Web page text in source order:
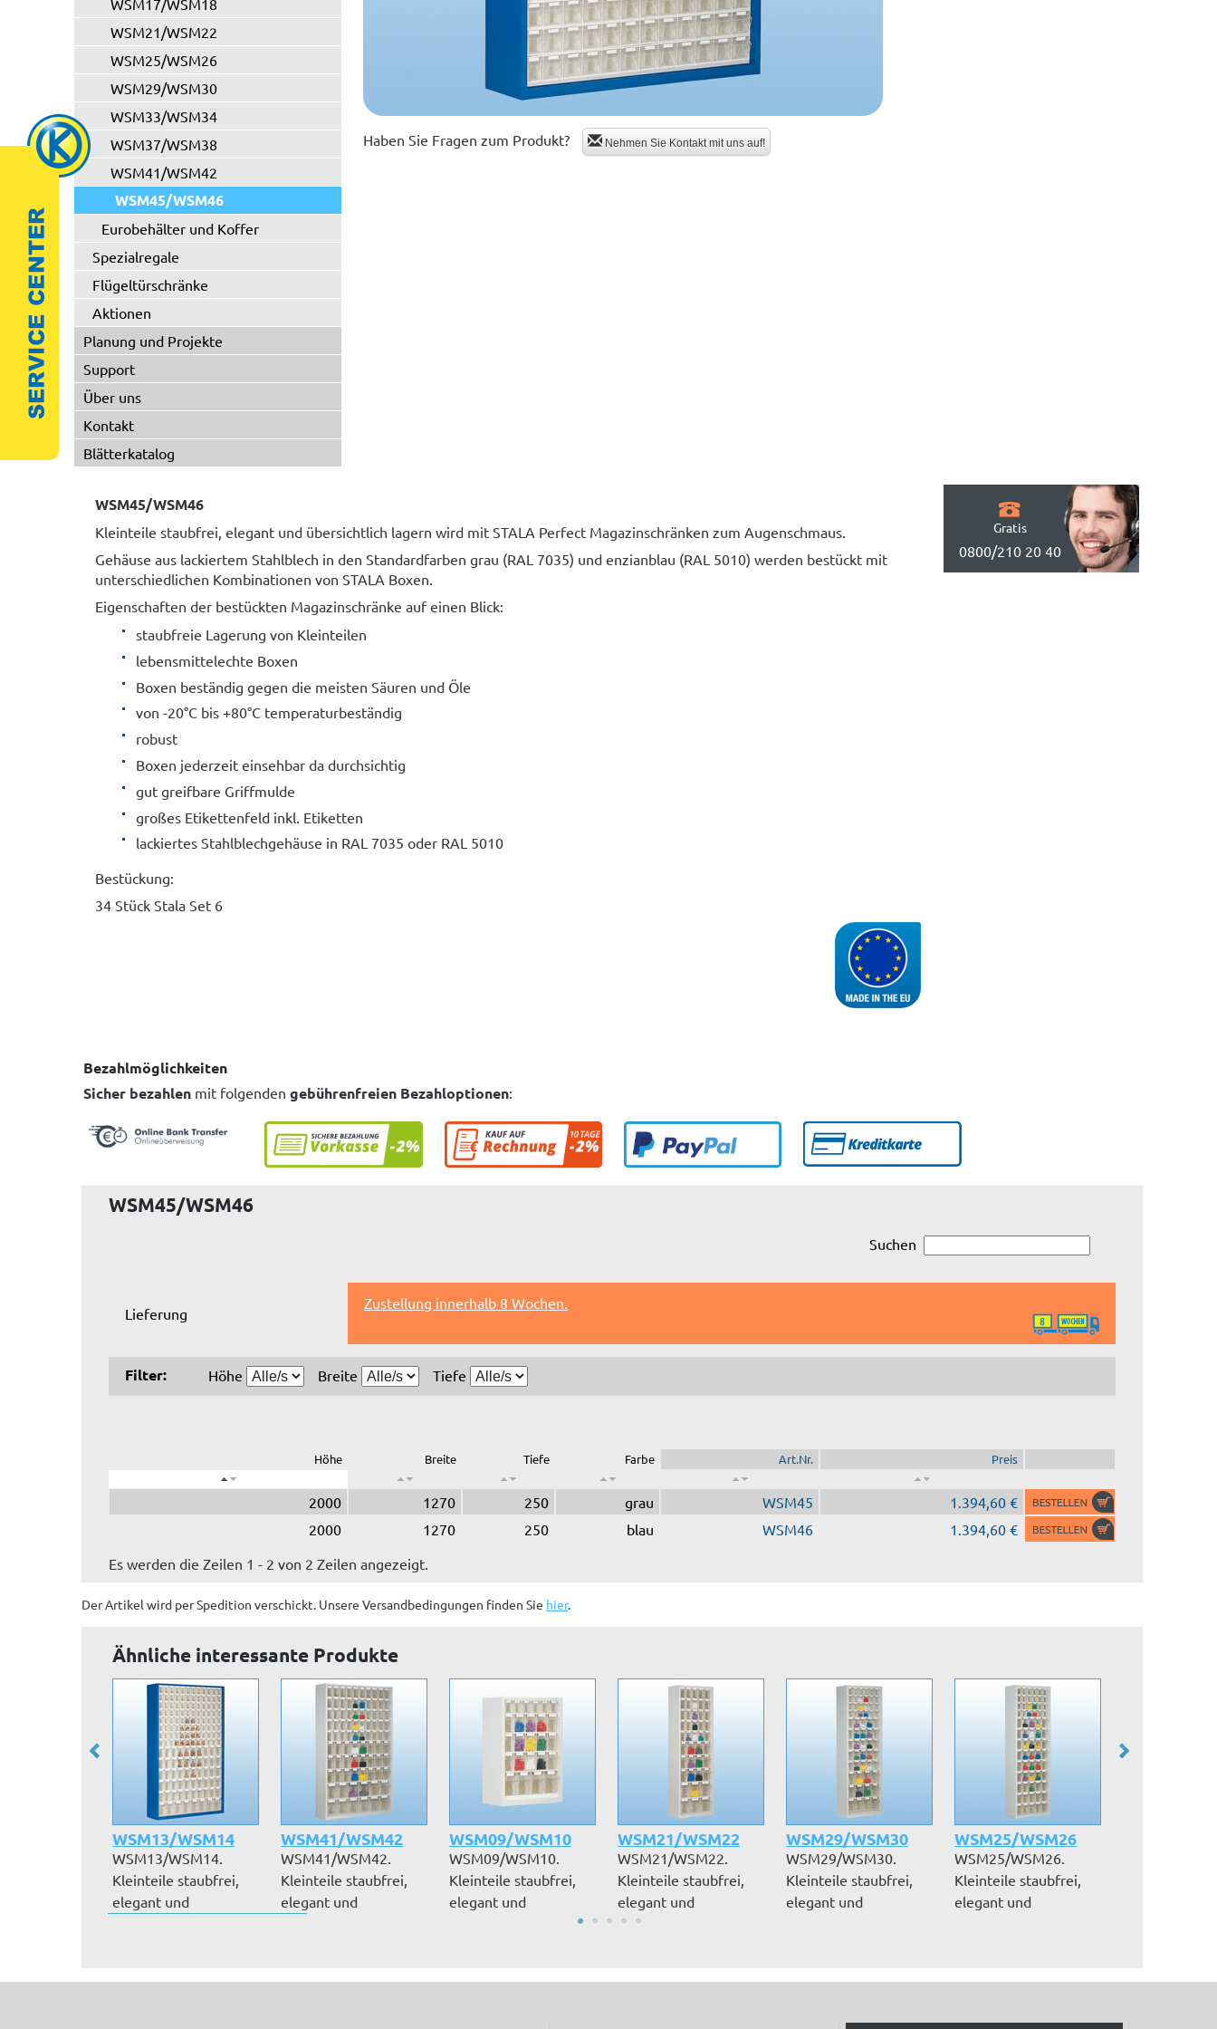
WSM17/WSM18
WSM21/WSM22
WSM25/WSM26
WSM29/WSM30
WSM33/WSM34
WSM37/WSM38
WSM41/WSM42
WSM45/WSM46
Eurobehälter und Koffer
Spezialregale
Flügeltürschränke
Aktionen
Planung und Projekte
Support
Über uns
Kontakt
Blätterkatalog
Haben Sie Fragen zum Produkt? Nehmen Sie Kontakt mit uns auf!
WSM45/WSM46
Kleinteile staubfrei, elegant und übersichtlich lagern wird mit STALA Perfect Magazinschränken zum Augenschmaus.
Gehäuse aus lackiertem Stahlblech in den Standardfarben grau (RAL 7035) und enzianblau (RAL 5010) werden bestückt mit
unterschiedlichen Kombinationen von STALA Boxen.
Eigenschaften der bestückten Magazinschränke auf einen Blick:
staubfreie Lagerung von Kleinteilen
lebensmittelechte Boxen
Boxen beständig gegen die meisten Säuren und Öle
von -20°C bis +80°C temperaturbeständig
robust
Boxen jederzeit einsehbar da durchsichtig
gut greifbare Griffmulde
großes Etikettenfeld inkl. Etiketten
lackiertes Stahlblechgehäuse in RAL 7035 oder RAL 5010
Bestückung:
34 Stück Stala Set 6
Gratis
0800/210 20 40
Bezahlmöglichkeiten
Sicher bezahlen mit folgenden gebührenfreien Bezahloptionen:
WSM45/WSM46
Suchen
Lieferung
Zustellung innerhalb 8 Wochen.
Filter: Höhe Breite Tiefe
Höhe Breite Tiefe Farbe Art.Nr. Preis
2000 1270 250 grau WSM45
1.394,60 €
2000
1270 250 blau WSM46
1.394,60 €
Es werden die Zeilen 1 - 2 von 2 Zeilen angezeigt.
Der Artikel wird per Spedition verschickt. Unsere Versandbedingungen finden Sie hier.
Ähnliche interessante Produkte
WSM13/WSM14
WSM13/WSM14.
Kleinteile staubfrei,
elegant und
WSM41/WSM42
WSM41/WSM42.
Kleinteile staubfrei,
elegant und
WSM09/WSM10
WSM09/WSM10.
Kleinteile staubfrei,
elegant und
übersichtlich lagern...
WSM21/WSM22
WSM21/WSM22.
Kleinteile staubfrei,
elegant und
übersichtlich lagern...
WSM29/WSM30
WSM29/WSM30.
Kleinteile staubfrei,
elegant und
WSM25/WSM26
WSM25/WSM26.
Kleinteile staubfrei,
elegant und